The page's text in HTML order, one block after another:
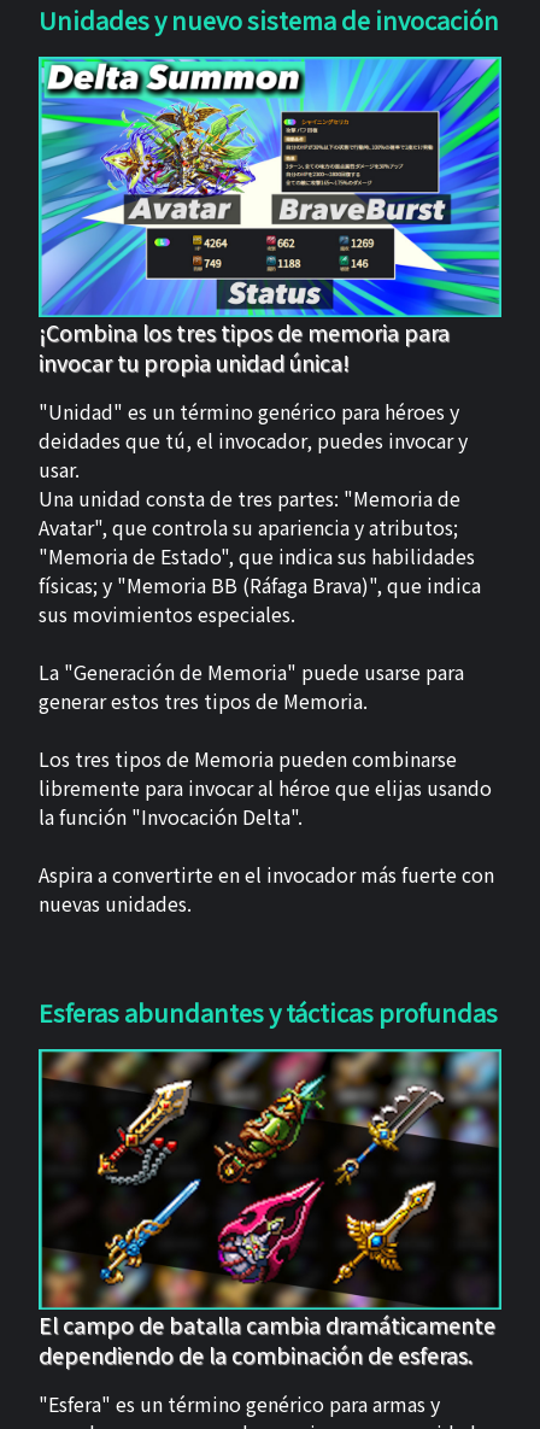
Unidades y nuevo sistema de invocación
¡Combina los tres tipos de memoria para
invocar tu propia unidad única!
"Unidad" es un término genérico para héroes y
deidades que tú, el invocador, puedes invocar y
usar.
Una unidad consta de tres partes: "Memoria de
Avatar", que controla su apariencia y atributos;
"Memoria de Estado", que indica sus habilidades
físicas; y "Memoria BB (Ráfaga Brava)", que indica
sus movimientos especiales.
La "Generación de Memoria" puede usarse para
generar estos tres tipos de Memoria.
Los tres tipos de Memoria pueden combinarse
libremente para invocar al héroe que elijas usando
la función "Invocación Delta".
Aspira a convertirte en el invocador más fuerte con
nuevas unidades.
Esferas abundantes y tácticas profundas
El campo de batalla cambia dramáticamente
dependiendo de la combinación de esferas.
"Esfera" es un término genérico para armas y